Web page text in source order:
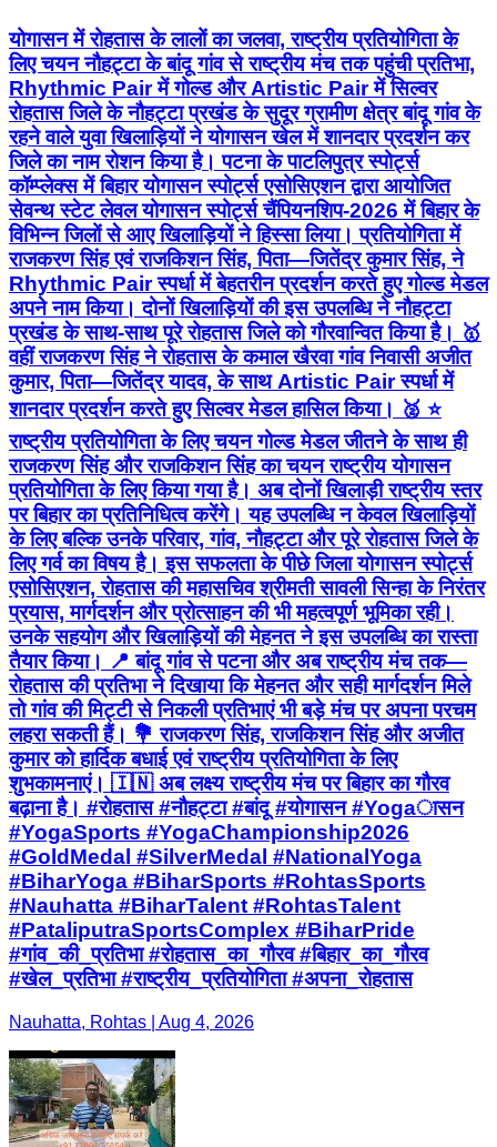
योगासन में रोहतास के लालों का जलवा, राष्ट्रीय प्रतियोगिता के
लिए चयन नौहट्टा के बांदू गांव से राष्ट्रीय मंच तक पहुंची प्रतिभा,
Rhythmic Pair में गोल्ड और Artistic Pair में सिल्वर
रोहतास जिले के नौहट्टा प्रखंड के सुदूर ग्रामीण क्षेत्र बांदू गांव के
रहने वाले युवा खिलाड़ियों ने योगासन खेल में शानदार प्रदर्शन कर
जिले का नाम रोशन किया है। पटना के पाटलिपुत्र स्पोर्ट्स
कॉम्प्लेक्स में बिहार योगासन स्पोर्ट्स एसोसिएशन द्वारा आयोजित
सेवन्थ स्टेट लेवल योगासन स्पोर्ट्स चैंपियनशिप-2026 में बिहार के
विभिन्न जिलों से आए खिलाड़ियों ने हिस्सा लिया। प्रतियोगिता में
राजकरण सिंह एवं राजकिशन सिंह, पिता—जितेंद्र कुमार सिंह, ने
Rhythmic Pair स्पर्धा में बेहतरीन प्रदर्शन करते हुए गोल्ड मेडल
अपने नाम किया। दोनों खिलाड़ियों की इस उपलब्धि ने नौहट्टा
प्रखंड के साथ-साथ पूरे रोहतास जिले को गौरवान्वित किया है। 🥇
वहीं राजकरण सिंह ने रोहतास के कमाल खैरवा गांव निवासी अजीत
कुमार, पिता—जितेंद्र यादव, के साथ Artistic Pair स्पर्धा में
शानदार प्रदर्शन करते हुए सिल्वर मेडल हासिल किया। 🥈 ⭐
राष्ट्रीय प्रतियोगिता के लिए चयन गोल्ड मेडल जीतने के साथ ही
राजकरण सिंह और राजकिशन सिंह का चयन राष्ट्रीय योगासन
प्रतियोगिता के लिए किया गया है। अब दोनों खिलाड़ी राष्ट्रीय स्तर
पर बिहार का प्रतिनिधित्व करेंगे। यह उपलब्धि न केवल खिलाड़ियों
के लिए बल्कि उनके परिवार, गांव, नौहट्टा और पूरे रोहतास जिले के
लिए गर्व का विषय है। इस सफलता के पीछे जिला योगासन स्पोर्ट्स
एसोसिएशन, रोहतास की महासचिव श्रीमती सावली सिन्हा के निरंतर
प्रयास, मार्गदर्शन और प्रोत्साहन की भी महत्वपूर्ण भूमिका रही।
उनके सहयोग और खिलाड़ियों की मेहनत ने इस उपलब्धि का रास्ता
तैयार किया। 📍 बांदू गांव से पटना और अब राष्ट्रीय मंच तक—
रोहतास की प्रतिभा ने दिखाया कि मेहनत और सही मार्गदर्शन मिले
तो गांव की मिट्टी से निकली प्रतिभाएं भी बड़े मंच पर अपना परचम
लहरा सकती हैं। 💐 राजकरण सिंह, राजकिशन सिंह और अजीत
कुमार को हार्दिक बधाई एवं राष्ट्रीय प्रतियोगिता के लिए
शुभकामनाएं। 🇮🇳 अब लक्ष्य राष्ट्रीय मंच पर बिहार का गौरव
बढ़ाना है। #रोहतास #नौहट्टा #बांदू #योगासन #Yogaासन
#YogaSports #YogaChampionship2026
#GoldMedal #SilverMedal #NationalYoga
#BiharYoga #BiharSports #RohtasSports
#Nauhatta #BiharTalent #RohtasTalent
#PataliputraSportsComplex #BiharPride
#गांव_की_प्रतिभा #रोहतास_का_गौरव #बिहार_का_गौरव
#खेल_प्रतिभा #राष्ट्रीय_प्रतियोगिता #अपना_रोहतास
Nauhatta, Rohtas | Aug 4, 2026